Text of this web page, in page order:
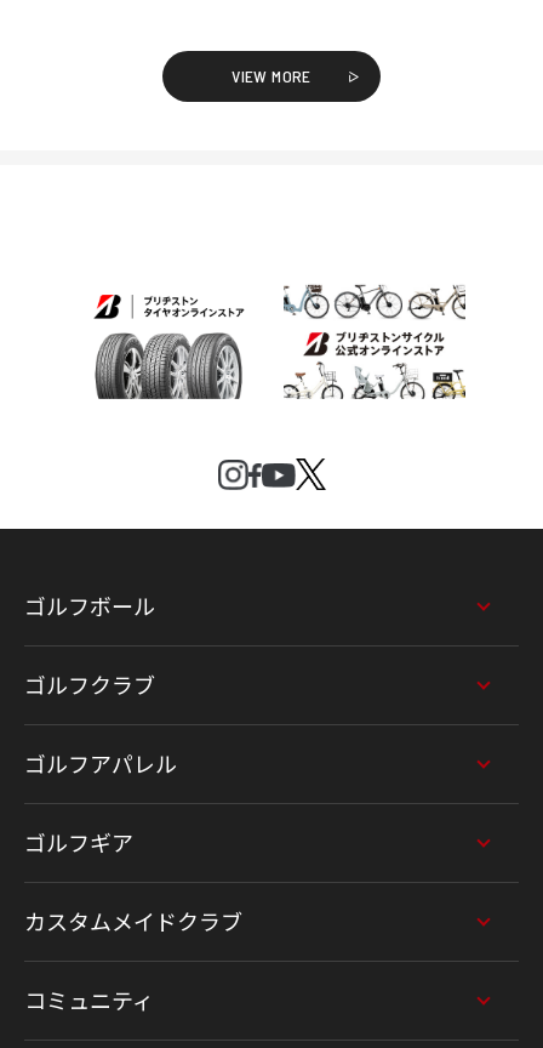
VIEW MORE
ゴルフボール
ゴルフクラブ
ゴルフアパレル
ゴルフギア
カスタムメイドクラブ
コミュニティ